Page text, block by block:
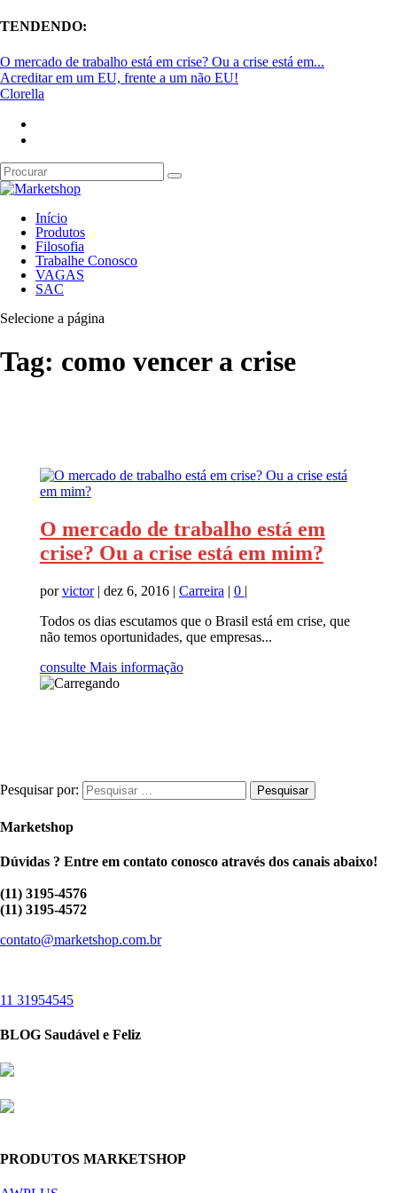
TENDENDO:
O mercado de trabalho está em crise? Ou a crise está em...
Acreditar em um EU, frente a um não EU!
Clorella
Início
Produtos
Filosofia
Trabalhe Conosco
VAGAS
SAC
Selecione a página
Tag: como vencer a crise
O mercado de trabalho está em
crise? Ou a crise está em mim?
porvictor| dez 6, 2016| Carreira | 0 |
Todos os dias escutamos que o Brasil está em crise, que
não temos oportunidades, que empresas...
consulte Mais informação
Pesquisar por:
Marketshop
Dúvidas ? Entre em contato conosco através dos canais abaixo!
(11) 3195-4576
(11) 3195-4572
contato@marketshop.com.br
11 31954545
BLOG Saudável e Feliz
PRODUTOS MARKETSHOP